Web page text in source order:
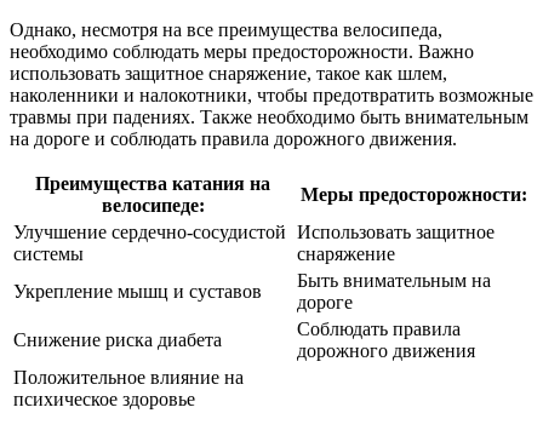
Однако, несмотря на все преимущества велосипеда,
необходимо соблюдать меры предосторожности. Важно
использовать защитное снаряжение, такое как шлем,
наколенники и налокотники, чтобы предотвратить возможные
травмы при падениях. Также необходимо быть внимательным
на дороге и соблюдать правила дорожного движения.
Преимущества катания на
велосипеде:
Меры предосторожности:
Улучшение сердечно-сосудистой
системы
Использовать защитное
снаряжение
Укрепление мышц и суставов
Быть внимательным на
дороге
Снижение риска диабета
Соблюдать правила
дорожного движения
Положительное влияние на
психическое здоровье